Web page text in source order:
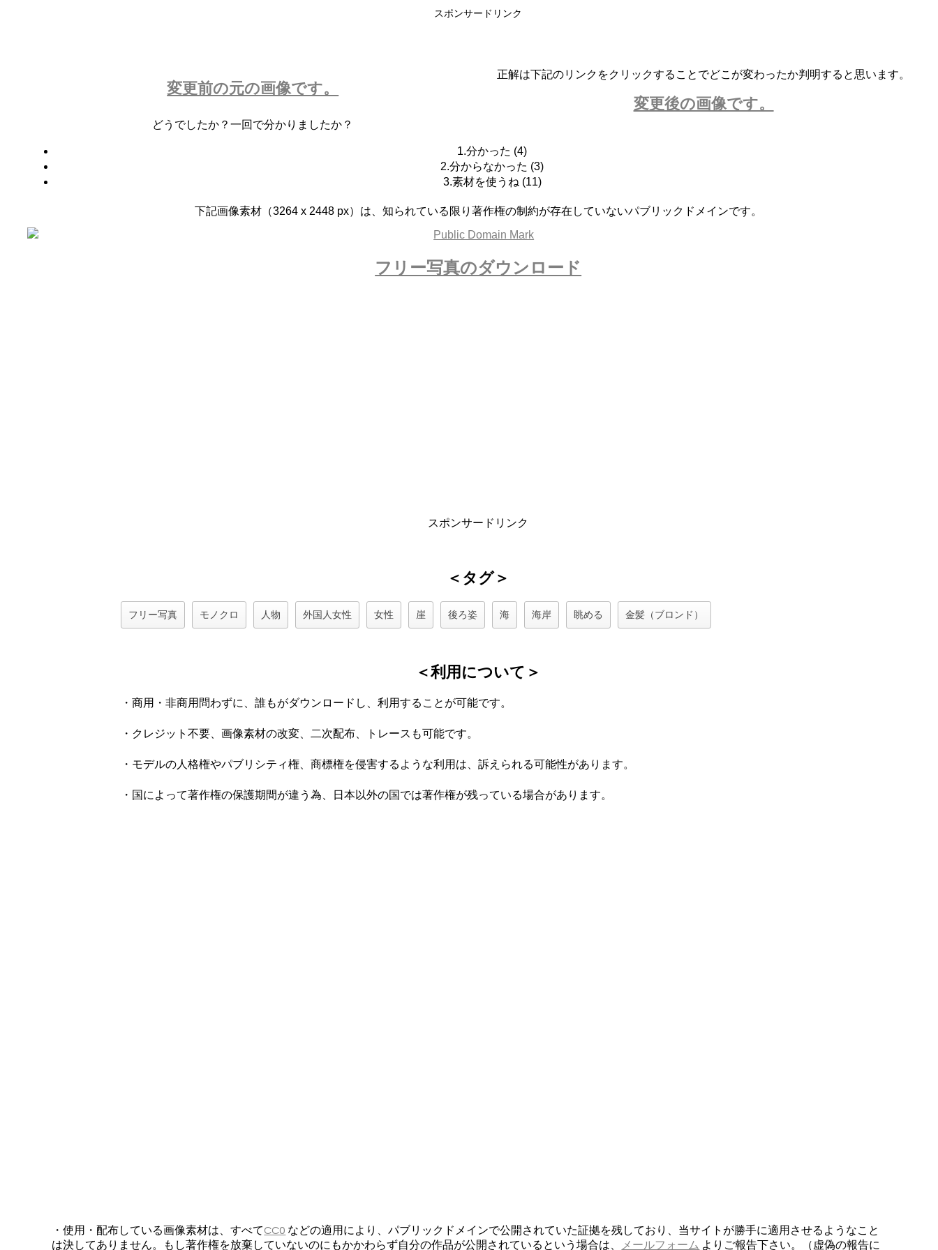
スポンサードリンク
正解は下記のリンクをクリックすることでどこが変わったか判明すると思います。
変更前の元の画像です。
変更後の画像です。
どうでしたか？一回で分かりましたか？
1.分かった (4)
2.分からなかった (3)
3.素材を使うね (11)
下記画像素材（3264 x 2448 px）は、知られている限り著作権の制約が存在していないパブリックドメインです。
フリー写真のダウンロード
スポンサードリンク
＜タグ＞
フリー写真 モノクロ 人物 外国人女性 女性 崖 後ろ姿 海 海岸 眺める 金髪（ブロンド）
＜利用について＞
・商用・非商用問わずに、誰もがダウンロードし、利用することが可能です。
・クレジット不要、画像素材の改変、二次配布、トレースも可能です。
・モデルの人格権やパブリシティ権、商標権を侵害するような利用は、訴えられる可能性があります。
・国によって著作権の保護期間が違う為、日本以外の国では著作権が残っている場合があります。
・使用・配布している画像素材は、すべてCC0 などの適用により、パブリックドメインで公開されていた証拠を残しており、当サイトが勝手に適用させるようなこと
は決してありません。もし著作権を放棄していないのにもかかわらず自分の作品が公開されているという場合は、
メールフォーム よりご報告下さい。（虚偽の報告に